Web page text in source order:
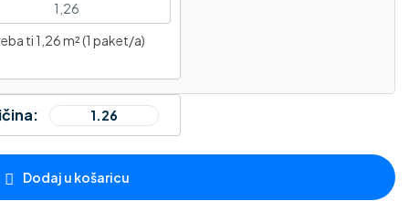
ti 1,26 m² (1 paket/a)
Dodaj u košaricu